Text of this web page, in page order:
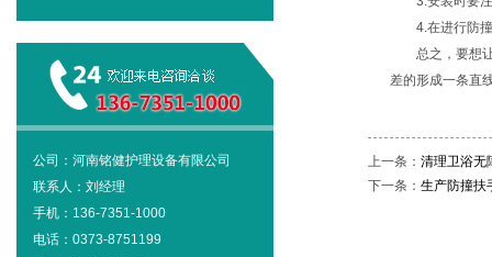
公司：河南铭健护理设备有限公司
联系人：刘经理
手机：136-7351-1000
电话：0373-8751199
4.在进行防
总之，要想
差的形成一条直
上一条： 清理卫浴无
下一条： 生产防撞扶